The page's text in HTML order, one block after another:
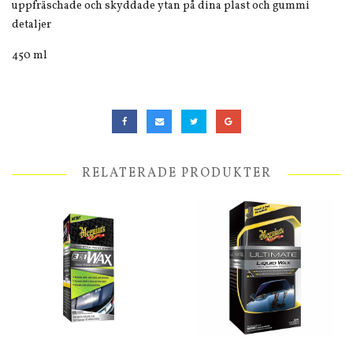
uppfräschade och skyddade ytan på dina plast och gummi
detaljer
450 ml
RELATERADE PRODUKTER